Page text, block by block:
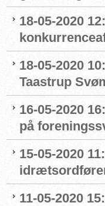
18-05-2020
18-05-2020
Taastrup
16-05-2020
på
15-05-2020
11-05-2020